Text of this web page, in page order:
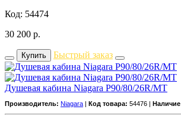
Код: 54474
30 200 р.
Купить Быстрый заказ
Душевая кабина Niagara P90/80/26R/MT
Производитель: Niagara Код товара: 54476 | Наличие